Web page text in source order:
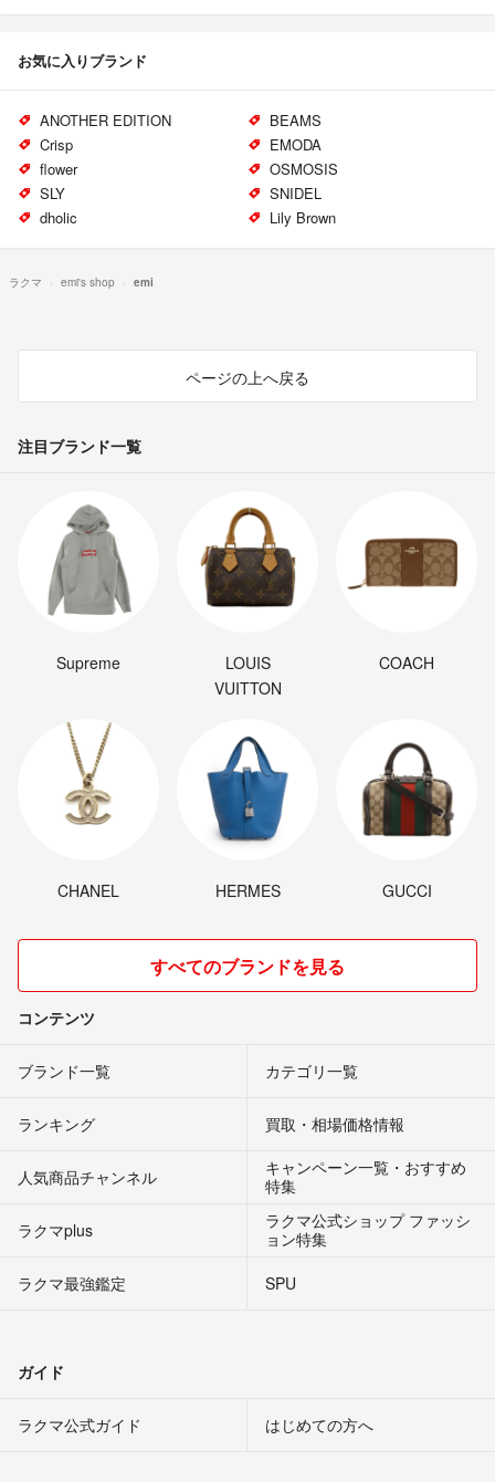
お気に入りブランド
ANOTHER EDITION
BEAMS
Crisp
EMODA
flower
OSMOSIS
SLY
SNIDEL
dholic
Lily Brown
ラクマ emi's shop emi
ページの上へ戻る
注目ブランド一覧
Supreme
LOUIS
VUITTON
COACH
CHANEL HERMES GUCCI
すべてのブランドを見る
コンテンツ
ブランド一覧 カテゴリ一覧
ランキング 買取・相場価格情報
人気商品チャンネル
キャンペーン一覧・おすすめ
特集
ラクマplus
ラクマ公式ショップ ファッシ
ョン特集
ラクマ最強鑑定
SPU
ガイド
ラクマ公式ガイド はじめての方へ